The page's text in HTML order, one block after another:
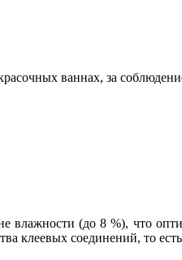
ваннах, за
влажности (до 8 %), что
клеевых соединений, то